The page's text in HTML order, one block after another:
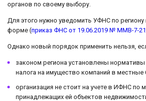
органов по своему выбору.
Для этого нужно уведомить УФНС по региону
форме (приказ ФНС от 19.06.2019 № ММВ-7-
Однако новый порядок применить нельзя,
законом региона установлены нормативы
налога на имущество компаний в
организация не стоит на учете в ИФНС по
принадлежащих ей объектов